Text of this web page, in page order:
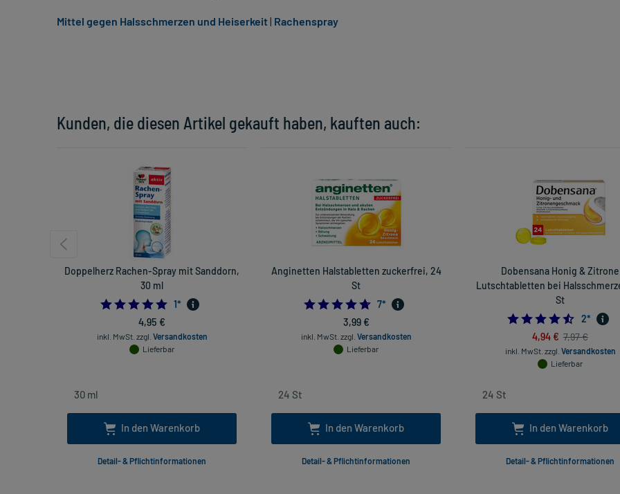
Kunden, die diesen Artikel gekauft haben, kauften auch:
Doppelherz Rachen-Spray mit Sanddorn,
30 ml
5.0
1*
4,95 €
inkl. MwSt. zzgl. Versandkosten
Lieferbar
In den Warenkorb
Detail- & Pflichtinformationen
Anginetten Halstabletten zuckerfrei, 24
St
4.714285714285714
7*
3,99 €
inkl. MwSt. zzgl. Versandkosten
Lieferbar
In den Warenkorb
Detail- & Pflichtinformationen
Dobensana Honig & Zitrone
Lutschtabletten bei
St
4.5
2*
4,94 € 7,97 €
inkl. MwSt. zzgl. Versandkosten
Lieferbar
In den Warenkorb
Detail- & Pflichtinformationen
Mittel gegen Halsschmerzen und Heiserkeit| Rachenspray